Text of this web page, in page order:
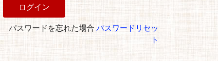
パスワードを忘れた場合パスワードリセッ
ト